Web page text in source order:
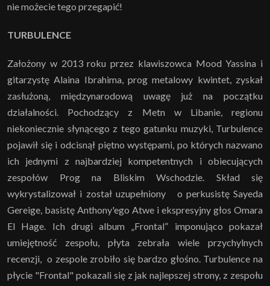
nie możecie tego przegapić!
TURBULENCE
Założony w 2013 roku przez klawiszowca Mood Yassina i
gitarzystę Alaina Ibrahima, prog metalowy kwintet, zyskał
zasłużoną, międzynarodową uwagę już na początku
działalności. Pochodzący z Metn w Libanie, regionu
niekoniecznie słynącego z tego gatunku muzyki, Turbulence
pojawił się i odcisnął piętno występami, po których nazwano
ich jednymi z najbardziej kompetentnych i obiecujących
zespołów Prog na Bliskim Wschodzie. Skład się
wykrystalizował i został uzupełniony o perkusistę Sayeda
Gereige, basistę Anthony'ego Atwe i ekspresyjny głos Omara
El Hage. Ich drugi album „Frontal” imponująco pokazał
umiejętność zespołu, płyta zebrała wiele przychylnych
recenzji, o zespole zrobiło się bardzo głośno. Turbulence na
płycie "Frontal" pokazali się z jak najlepszej strony, z zespołu